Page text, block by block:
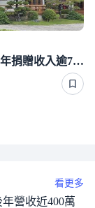
慈濟資產雄厚！帳列土地不動產破8百億、年捐贈收入逾70億
看更多
營收近400萬